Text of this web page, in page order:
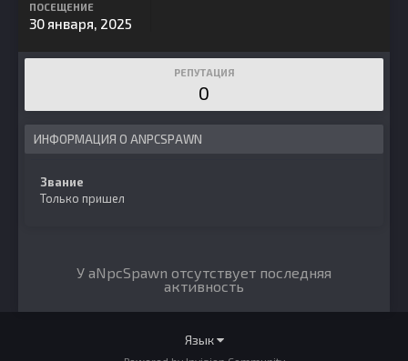
ПОСЕЩЕНИЕ
30 января, 2025
РЕПУТАЦИЯ
0
ИНФОРМАЦИЯ О ANPCSPAWN
Звание
Только пришел
У aNpcSpawn отсутствует последняя
активность
Язык